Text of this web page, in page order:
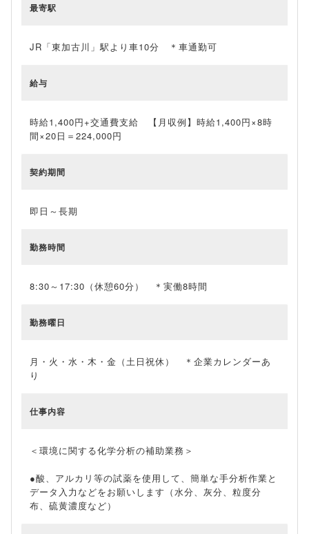
最寄駅
JR「東加古川」駅より車10分 ＊車通勤可
給与
時給1,400円+交通費支給 【月収例】時給1,400円×8時
間×20日＝224,000円
契約期間
即日～長期
勤務時間
8:30～17:30（休憩60分） ＊実働8時間
勤務曜日
月・火・水・木・金（土日祝休） ＊企業カレンダーあ
り
仕事内容
＜環境に関する化学分析の補助業務＞
●酸、アルカリ等の試薬を使用して、簡単な手分析作業と
データ入力などをお願いします（水分、灰分、粒度分
布、硫黄濃度など）